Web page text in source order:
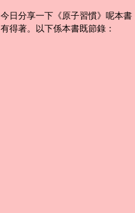
今日分享一下《原子習慣》呢本
有得著。以下係本書既節錄：